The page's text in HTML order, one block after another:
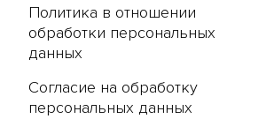
Политика в отношении
обработки персональных
данных
Согласие на обработку
персональных данных